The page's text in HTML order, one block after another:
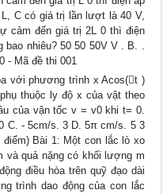
C có giá trị lần lượt là 40 V,
cảm đến giá trị 2L 0 thì điện
bao nhiêu? 50 50 50V V . B. .
- Mã đề thi 001
với phương trình x Acos(t )
thuộc ly độ x của vật theo
của vận tốc v = v0 khi t= 0.
C. - 5cm/s. 3 D. 5π cm/s. 5 3
Bài 1: Một con lắc lò xo
và quả nặng có khối lượng m
điều hòa trên quỹ đạo dài
trình dao động của con lắc